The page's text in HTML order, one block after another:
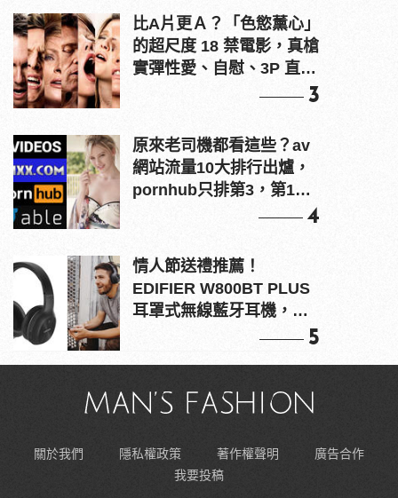
比A片更Ａ？「色慾薰心」
的超尺度 18 禁電影，真槍
實彈性愛、自慰、3P 直接
3
原來老司機都看這些？av
網站流量10大排行出爐，
pornhub只排第3，第1名
4
情人節送禮推薦！
EDIFIER W800BT PLUS
耳罩式無線藍牙耳機，在
5
關於我們 隱私權政策 著作權聲明
廣告合作
我要投稿